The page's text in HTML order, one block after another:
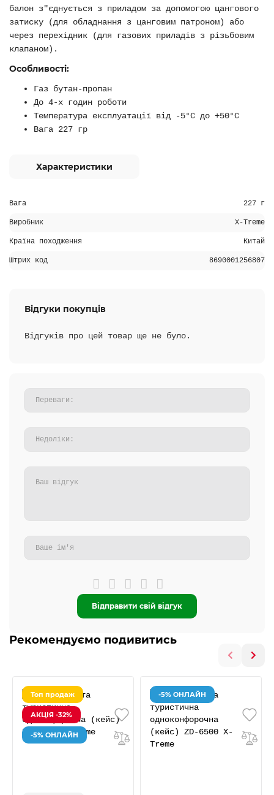
балон з"єднується з приладом за допомогою цангового
затиску (для обладнання з цанговим патроном) або
через перехідник (для газових приладів з різьбовим
клапаном).
Особливості:
Газ бутан-пропан
До 4-х годин роботи
Температура експлуатації від -5°С до +50°С
Вага 227 гр
Характеристики
Вага 227 г
Виробник X-Treme
Країна походження Китай
Штрих код 8690001256807
Відгуки покупців
Відгуків про цей товар ще не було.
Відправити свій відгук
Рекомендуємо подивитись
Топ продаж
АКЦІЯ -32%
-5% ОНЛАЙН
-5% ОНЛАЙН